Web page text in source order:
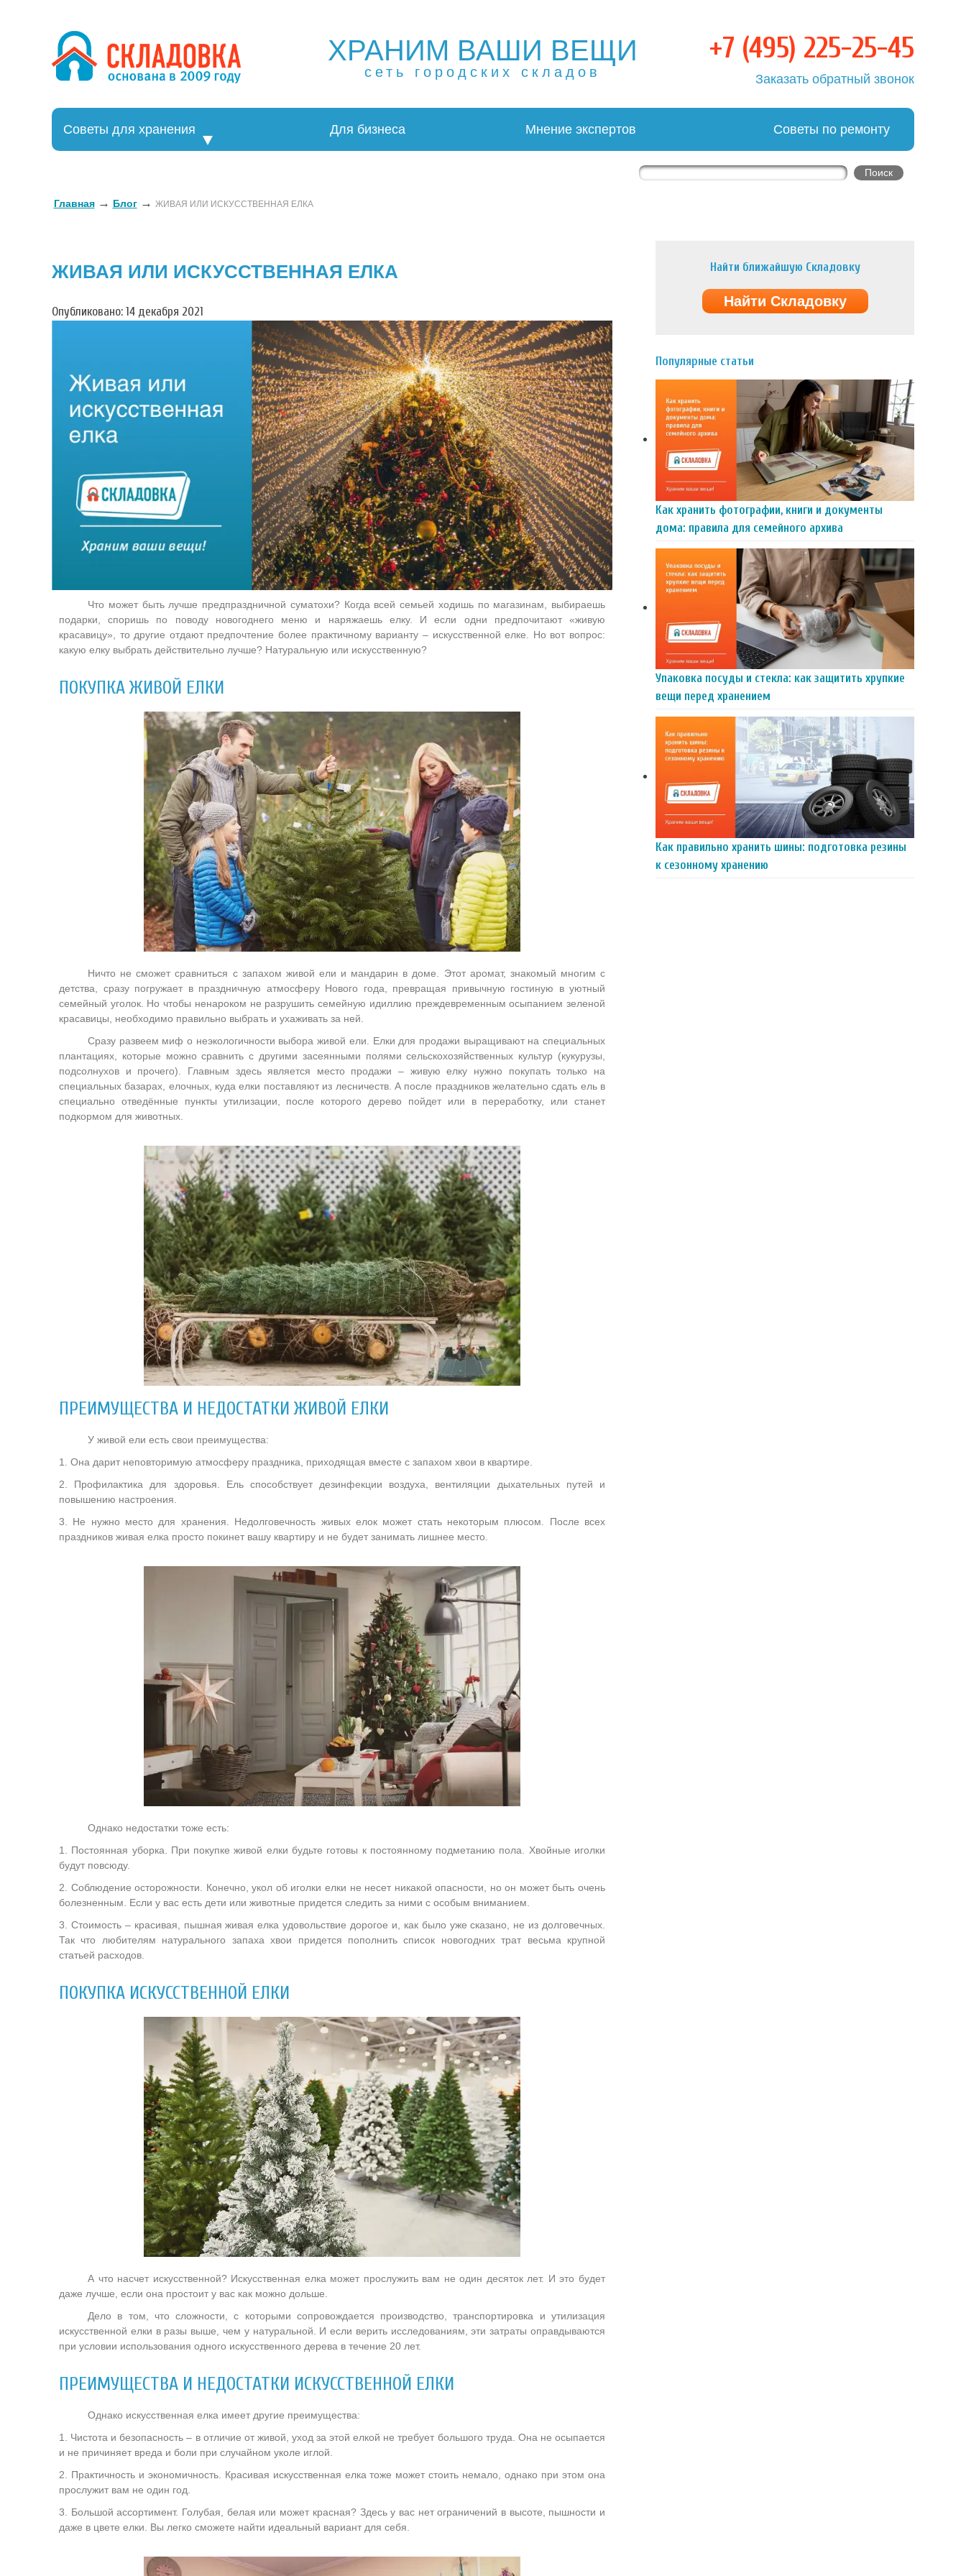
Хранение вещей в Москве и МО. Склад временного хранения. Складовка
Хранение вещей в Москве и МО. Склад временного хранения. Складовка
ХРАНИМ ВАШИ ВЕЩИ
сеть городских складов
+7 (495) 225-25-45
Заказать обратный звонок
Советы для хранения Для бизнеса Мнение экспертов Советы по ремонту
Главная→ Блог→ ЖИВАЯ ИЛИ ИСКУССТВЕННАЯ ЕЛКА
ЖИВАЯ ИЛИ ИСКУССТВЕННАЯ ЕЛКА
Опубликовано: 14 декабря 2021
Что может быть лучше предпраздничной суматохи? Когда всей семьей ходишь по магазинам, выбираешь
подарки, споришь по поводу новогоднего меню и наряжаешь елку. И если одни предпочитают «живую
красавицу», то другие отдают предпочтение более практичному варианту – искусственной елке. Но вот вопрос:
какую елку выбрать действительно лучше? Натуральную или искусственную?
ПОКУПКА ЖИВОЙ ЕЛКИ
Ничто не сможет сравниться с запахом живой ели и мандарин в доме. Этот аромат, знакомый многим с
детства, сразу погружает в праздничную атмосферу Нового года, превращая привычную гостиную в уютный
семейный уголок. Но чтобы ненароком не разрушить семейную идиллию преждевременным осыпанием зеленой
красавицы, необходимо правильно выбрать и ухаживать за ней.
Сразу развеем миф о неэкологичности выбора живой ели. Елки для продажи выращивают на специальных
плантациях, которые можно сравнить с другими засеянными полями сельскохозяйственных культур (кукурузы,
подсолнухов и прочего). Главным здесь является место продажи – живую елку нужно покупать только на
специальных базарах, елочных, куда елки поставляют из лесничеств. А после праздников желательно сдать ель в
специально отведённые пункты утилизации, после которого дерево пойдет или в переработку, или станет
подкормом для животных.
ПРЕИМУЩЕСТВА И НЕДОСТАТКИ ЖИВОЙ ЕЛКИ
У живой ели есть свои преимущества:
1. Она дарит неповторимую атмосферу праздника, приходящая вместе с запахом хвои в квартире.
2. Профилактика для здоровья. Ель способствует дезинфекции воздуха, вентиляции дыхательных путей и
повышению настроения.
3. Не нужно место для хранения. Недолговечность живых елок может стать некоторым плюсом. После всех
праздников живая елка просто покинет вашу квартиру и не будет занимать лишнее место.
Однако недостатки тоже есть:
1. Постоянная уборка. При покупке живой елки будьте готовы к постоянному подметанию пола. Хвойные иголки
будут повсюду.
2. Соблюдение осторожности. Конечно, укол об иголки елки не несет никакой опасности, но он может быть очень
болезненным. Если у вас есть дети или животные придется следить за ними с особым вниманием.
3. Стоимость – красивая, пышная живая елка удовольствие дорогое и, как было уже сказано, не из долговечных.
Так что любителям натурального запаха хвои придется пополнить список новогодних трат весьма крупной
статьей расходов.
ПОКУПКА ИСКУССТВЕННОЙ ЕЛКИ
А что насчет искусственной? Искусственная елка может прослужить вам не один десяток лет. И это будет
даже лучше, если она простоит у вас как можно дольше.
Дело в том, что сложности, с которыми сопровождается производство, транспортировка и утилизация
искусственной елки в разы выше, чем у натуральной. И если верить исследованиям, эти затраты оправдываются
при условии использования одного искусственного дерева в течение 20 лет.
ПРЕИМУЩЕСТВА И НЕДОСТАТКИ ИСКУССТВЕННОЙ ЕЛКИ
Однако искусственная елка имеет другие преимущества:
1. Чистота и безопасность – в отличие от живой, уход за этой елкой не требует большого труда. Она не осыпается
и не причиняет вреда и боли при случайном уколе иглой.
2. Практичность и экономичность. Красивая искусственная елка тоже может стоить немало, однако при этом она
прослужит вам не один год.
3. Большой ассортимент. Голубая, белая или может красная? Здесь у вас нет ограничений в высоте, пышности и
даже в цвете елки. Вы легко сможете найти идеальный вариант для себя.
Найти ближайшую Складовку
Найти Складовку
Популярные статьи
Как хранить фотографии, книги и документы
дома: правила для семейного архива
Упаковка посуды и стекла: как защитить хрупкие
вещи перед хранением
Как правильно хранить шины: подготовка резины
к сезонному хранению